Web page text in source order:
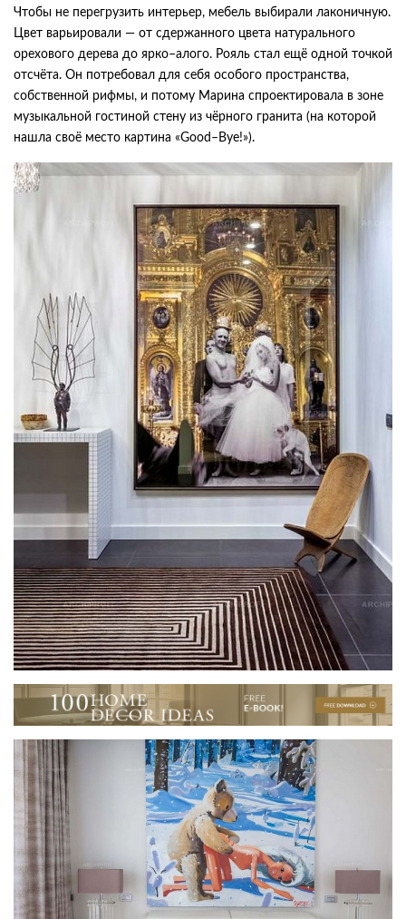
Чтобы не перегрузить интерьер, мебель выбирали лаконичную.
Цвет варьировали — от сдержанного цвета натурального
орехового дерева до ярко–алого. Рояль стал ещё одной точкой
отсчёта. Он потребовал для себя особого пространства,
собственной рифмы, и потому Марина спроектировала в зоне
музыкальной гостиной стену из чёрного гранита (на которой
нашла своё место картина «Good–Bye!»).